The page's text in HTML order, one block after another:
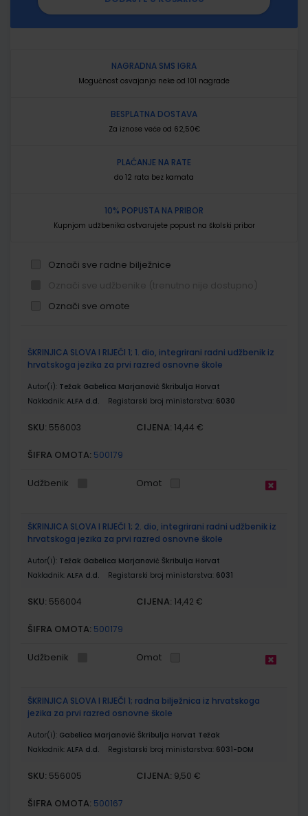
NAGRADNA SMS IGRA
Mogućnost osvajanja neke od 101 nagrade
BESPLATNA DOSTAVA
Za iznose veće od 62,50€
PLAĆANJE NA RATE
do 12 rata bez kamata
10% POPUSTA NA PRIBOR
Kupnjom udžbenika ostvarujete popust na školski pribor
Označi sve radne bilježnice
Označi sve omote
proizvodi
ŠKRINJICA SLOVA I RIJEČI 1; 1. dio, integrirani radni udžbenik iz
hrvatskoga jezika za prvi razred osnovne škole
Autor(i): Težak Gabelica Marjanović Škribulja Horvat
Nakladnik: ALFA d.d. Registarski broj ministarstva: 6030
SKU: 556003 CIJENA: 14,44 €
ŠIFRA OMOTA: 500179
Udžbenik Omot
ŠKRINJICA SLOVA I RIJEČI 1; 2. dio, integrirani radni udžbenik iz
hrvatskoga jezika za prvi razred osnovne škole
Autor(i): Težak Gabelica Marjanović Škribulja Horvat
Nakladnik: ALFA d.d. Registarski broj ministarstva: 6031
SKU: 556004 CIJENA: 14,42 €
ŠIFRA OMOTA: 500179
Udžbenik Omot
ŠKRINJICA SLOVA I RIJEČI 1; radna bilježnica iz hrvatskoga
jezika za prvi razred osnovne škole
Autor(i): Gabelica Marjanović Škribulja Horvat Težak
Nakladnik: ALFA d.d. Registarski broj ministarstva: 6031-DOM
SKU: 556005 CIJENA: 9,50 €
ŠIFRA OMOTA: 500167